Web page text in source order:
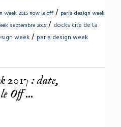
week 2015 now le off / paris design week
septembre 2015 / docks cite de la
week / paris design week
2017 : date,
Off ...